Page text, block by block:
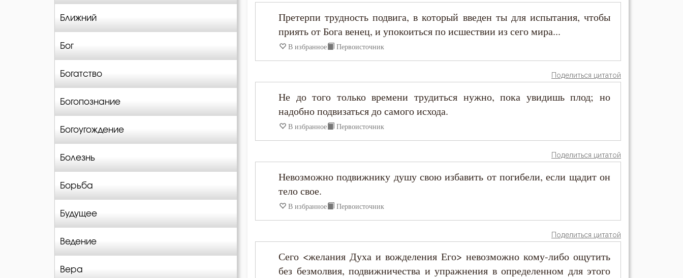
Ближний
Бог
Богатство
Богопознание
Богоугождение
Болезнь
Борьба
Будущее
Ведение
Вера
Григорий Нисский
Григорий Палама
Ефрем Сирин
Игнатий Брянчанинов
Иосиф Оптинский (Литовкин)
Исаак Сирин Ниневийский
Претерпи трудность подвига, в который введен ты для испытания, чтобы
приять от Бога венец, и упокоиться по исшествии из сего мира...
В избранное Первоисточник
Поделиться цитатой
Не до того только времени трудиться нужно, пока увидишь плод; но
надобно подвизаться до самого исхода.
В избранное Первоисточник
Поделиться цитатой
Невозможно подвижнику душу свою избавить от погибели, если щадит он
тело свое.
В избранное Первоисточник
Поделиться цитатой
Сего <желания Духа и вожделения Его> невозможно кому-либо ощутить
без безмолвия, подвижничества и упражнения в определенном для этого